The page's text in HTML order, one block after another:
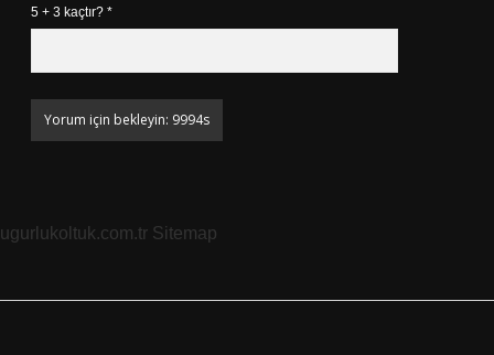
5 + 3 kaçtır? *
ugurlukoltuk.com.tr Sitemap